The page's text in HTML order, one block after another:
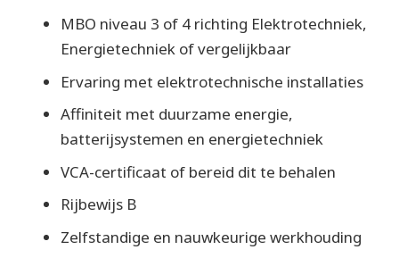
MBO niveau 3 of 4 richting Elektrotechniek,
Energietechniek of vergelijkbaar
Ervaring met elektrotechnische installaties
Affiniteit met duurzame energie,
batterijsystemen en energietechniek
VCA-certificaat of bereid dit te behalen
Rijbewijs B
Zelfstandige en nauwkeurige werkhouding